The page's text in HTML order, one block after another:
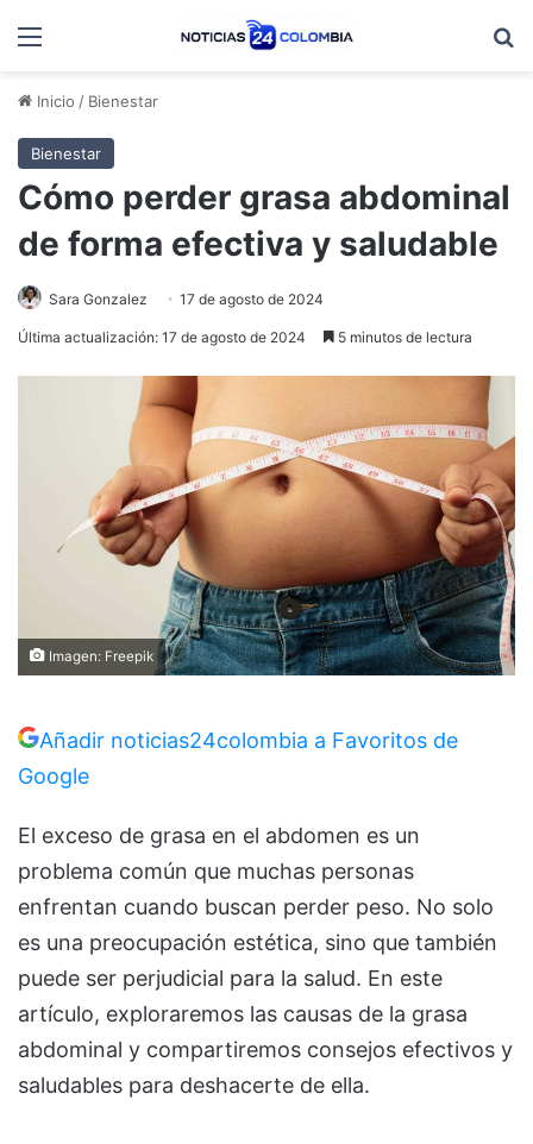
Menú
Inicio / Bienestar
Bienestar
Cómo perder grasa abdominal
de forma efectiva y saludable
Sara Gonzalez 17 de agosto de 2024
Última actualización: 17 de agosto de 2024 5 minutos de lectura
Imagen: Freepik
Añadir noticias24colombia a Favoritos de
Google
El exceso de grasa en el abdomen es un
problema común que muchas personas
enfrentan cuando buscan perder peso. No solo
es una preocupación estética, sino que también
puede ser perjudicial para la salud. En este
artículo, exploraremos las causas de la grasa
abdominal y compartiremos consejos efectivos y
saludables para deshacerte de ella.